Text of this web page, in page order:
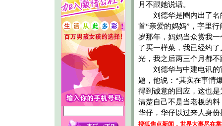
月不跟她说话。
刘德华是圈内出了名
首“亲爱的妈妈”，字里
岁那年，妈妈当众赏我
了买一样菜，我已经约
光，我之后两三个月都不
刘德华与中建电讯的
题，他说：“其实在事情
得到诚意的回应，这也
清楚自己不是当老板的
华仔，华仔以过来人身
搜狐焦点新闻，世界大事尽在